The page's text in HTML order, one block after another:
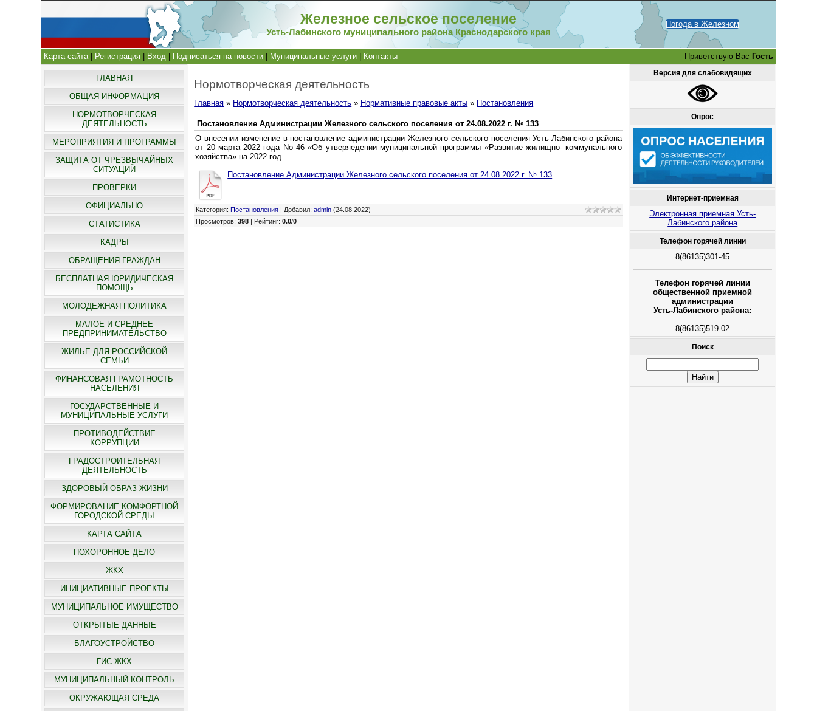
Железное сельское поселение
Усть-Лабинского муниципального района Краснодарского края
Погода в Железном
Карта сайта| Регистрация Вход Подписаться на новости Муниципальные услуги Контакты Приветствую Вас Гость
ГЛАВНАЯ
ОБЩАЯ ИНФОРМАЦИЯ
НОРМОТВОРЧЕСКАЯ
ДЕЯТЕЛЬНОСТЬ
МЕРОПРИЯТИЯ И ПРОГРАММЫ
ЗАЩИТА ОТ ЧРЕЗВЫЧАЙНЫХ
СИТУАЦИЙ
ПРОВЕРКИ
ОФИЦИАЛЬНО
СТАТИСТИКА
КАДРЫ
ОБРАЩЕНИЯ ГРАЖДАН
БЕСПЛАТНАЯ ЮРИДИЧЕСКАЯ
ПОМОЩЬ
МОЛОДЕЖНАЯ ПОЛИТИКА
МАЛОЕ И СРЕДНЕЕ
ПРЕДПРИНИМАТЕЛЬСТВО
ЖИЛЬЕ ДЛЯ РОССИЙСКОЙ
СЕМЬИ
ФИНАНСОВАЯ ГРАМОТНОСТЬ
НАСЕЛЕНИЯ
ГОСУДАРСТВЕННЫЕ И
МУНИЦИПАЛЬНЫЕ УСЛУГИ
ПРОТИВОДЕЙСТВИЕ
КОРРУПЦИИ
ГРАДОСТРОИТЕЛЬНАЯ
ДЕЯТЕЛЬНОСТЬ
ЗДОРОВЫЙ ОБРАЗ ЖИЗНИ
ФОРМИРОВАНИЕ КОМФОРТНОЙ
ГОРОДСКОЙ СРЕДЫ
КАРТА САЙТА
ПОХОРОННОЕ ДЕЛО
ЖКХ
ИНИЦИАТИВНЫЕ ПРОЕКТЫ
МУНИЦИПАЛЬНОЕ ИМУЩЕСТВО
ОТКРЫТЫЕ ДАННЫЕ
БЛАГОУСТРОЙСТВО
ГИС ЖКХ
МУНИЦИПАЛЬНЫЙ КОНТРОЛЬ
ОКРУЖАЮЩАЯ СРЕДА
Нормотворческая деятельность
Главная » Нормотворческая деятельность » Нормативные правовые акты » Постановления
Постановление Администрации Железного сельского поселения от 24.08.2022 г. № 133
О внесении изменение в постановление администрации Железного сельского поселения Усть-Лабинского района
от 20 марта 2022 года No 46 «Об утверяедении муниципальной программы «Развитие жилищно- коммунального
хозяйства» на 2022 год
Постановление Администрации Железного сельского поселения от 24.08.2022 г. № 133
Категория: Постановления Добавил:admin (24.08.2022)
Просмотров:398 Рейтинг:0.0/0
Версия для слабовидящих
Опрос
Интернет-приемная
Электронная приемная Усть-
Лабинского района
Телефон горячей линии
8(86135)301-45
Телефон горячей линии
общественной приемной
администрации
Усть-Лабинского района:
8(86135)519-02
Поиск